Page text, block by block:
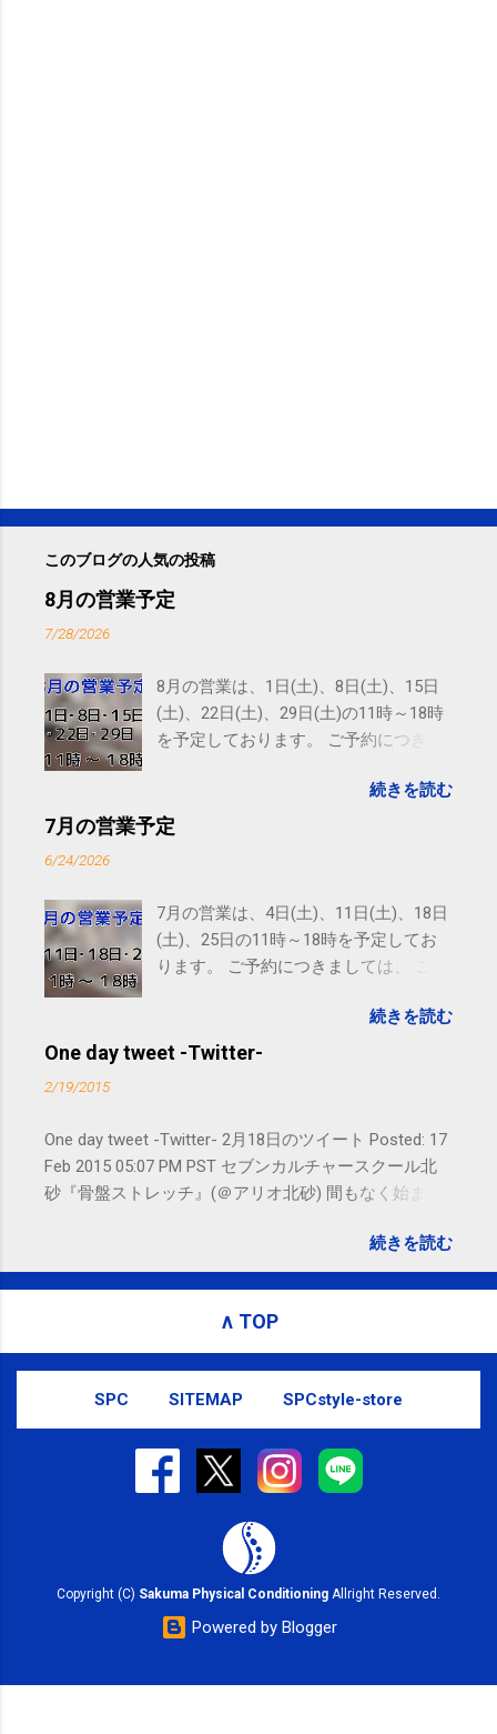
このブログの人気の投稿
8月の営業予定
7/28/2026
8月の営業は、1日(土)、8日(土)、15日
(土)、22日(土)、29日(土)の11時～18時
を予定しております。 ご予約につきま
す。 電話に出られないことがあります
ので、ご予約、お問い合わせは
続きを読む
7月の営業予定
6/24/2026
7月の営業は、4日(土)、11日(土)、18日
(土)、25日の11時～18時を予定してお
ります。 ご予約につきましては、 こち
れないことがありますので、ご予約、
お問い合わせはSMS（ショートメッセ
続きを読む
One day tweet -Twitter-
2/19/2015
One day tweet -Twitter- 2月18日のツイート Posted: 17
Feb 2015 05:07 PM PST セブンカルチャースクール北
砂『骨盤ストレッチ』(＠アリオ北砂) 間もなく始まり
subscribed to email updates from サクマフィジカルコ
ンディショニング(@SPCstyle) - Twilog To stop
Email delivery powered by Google Google Inc., 1600
Amphitheatre Parkway, Mountain View, CA 94043,
続きを読む
∧ TOP
SPC SITEMAP SPCstyle-store
Copyright (C) Sakuma Physical Conditioning Allright Reserved.
Powered by Blogger